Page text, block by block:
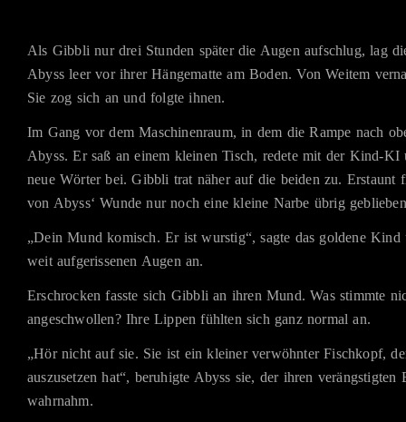
Als Gibbli nur drei Stunden später die Augen aufschlug, lag
Abyss leer vor ihrer Hängematte am Boden. Von Weitem
Sie zog sich an und folgte ihnen.
Im Gang vor dem Maschinenraum, in dem die Rampe nach
Abyss. Er saß an einem kleinen Tisch, redete mit der Kind-KI
neue Wörter bei. Gibbli trat näher auf die beiden zu. Erstaunt
von Abyss‘ Wunde nur noch eine kleine Narbe übrig
„Dein Mund komisch. Er ist wurstig“, sagte das goldene Kind
weit aufgerissenen Augen an.
Erschrocken fasste sich Gibbli an ihren Mund. Was stimmte
angeschwollen? Ihre Lippen fühlten sich ganz normal an.
„Hör nicht auf sie. Sie ist ein kleiner verwöhnter Fischkopf,
auszusetzen hat“, beruhigte Abyss sie, der ihren verängstigten
wahrnahm.